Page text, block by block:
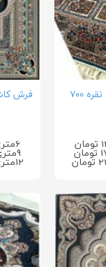
فرش کاشان حوض نقره ۷۰۰
6متری : 12,000,000 تومان
9متری : 17,500,000 تومان
12متری : 22,000,000 تومان